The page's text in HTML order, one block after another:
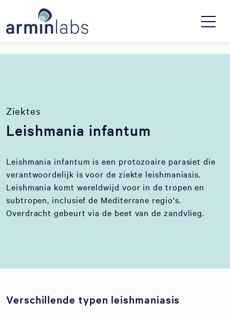
Ziektes
Leishmania infantum
Leishmania infantum is een protozoaire parasiet die
verantwoordelijk is voor de ziekte leishmaniasis.
Leishmania komt wereldwijd voor in de tropen en
subtropen, inclusief de Mediterrane regio's.
Overdracht gebeurt via de beet van de zandvlieg.
Verschillende typen leishmaniasis